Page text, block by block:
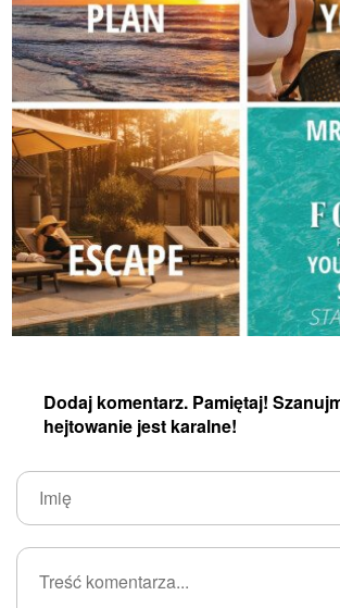
Dodaj komentarz. Pamiętaj!
hejtowanie jest karalne!